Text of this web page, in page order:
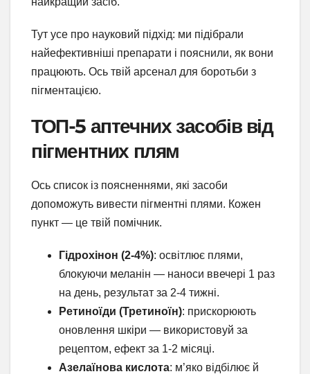
Тут усе про науковий підхід: ми підібрали
найефективніші препарати і пояснили, як вони
працюють. Ось твій арсенал для боротьби з
пігментацією.
ТОП-5 аптечних засобів від
пігментних плям
Ось список із поясненнями, які засоби
допоможуть вивести пігментні плями. Кожен
пункт — це твій помічник.
Гідрохінон (2-4%): освітлює плями,
блокуючи меланін — наноси ввечері 1 раз
на день, результат за 2-4 тижні.
Ретиноїди (Третиноїн): прискорюють
оновлення шкіри — використовуй за
рецептом, ефект за 1-2 місяці.
Азелаїнова кислота: м’яко відбілює й